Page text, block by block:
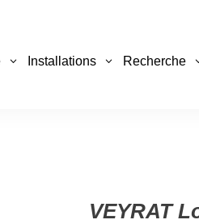
Installations Recherche
VEYRAT